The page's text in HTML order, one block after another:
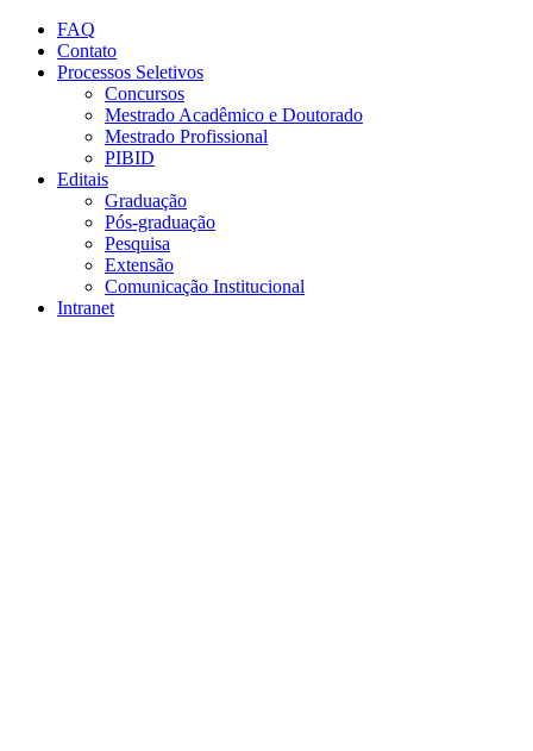
Conteúdo principal
FAQ
Contato
Processos Seletivos
Concursos
Mestrado Acadêmico e Doutorado
Mestrado Profissional
PIBID
Editais
Graduação
Pós-graduação
Pesquisa
Extensão
Comunicação Institucional
Intranet